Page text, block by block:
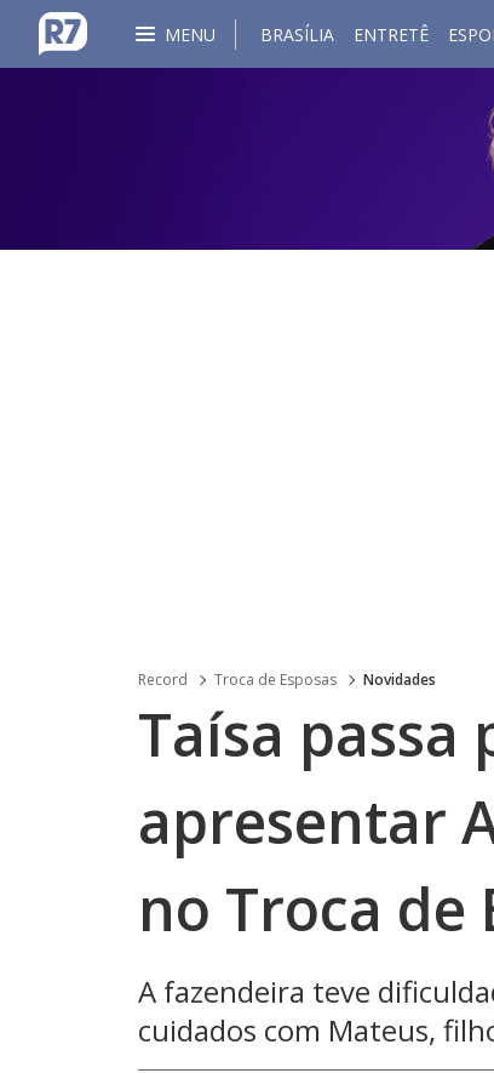
MENU BRASÍLIA ENTRETÊ
Record Troca de Esposas Novidades
Taísa passa
apresentar
no Troca de
A fazendeira teve
cuidados com Mateus,